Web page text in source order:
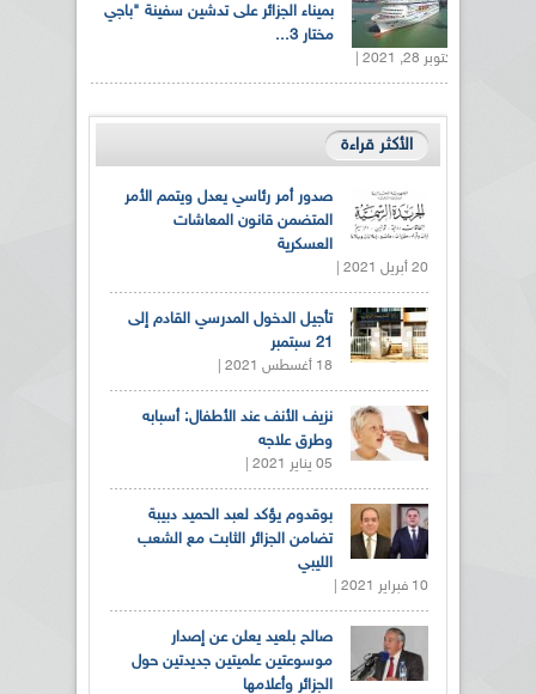
بميناء الجزائر على تدشين سفينة "باجي
مختار 3...
أكتوبر 28, 2021 |
الأكثر قراءة
صدور أمر رئاسي يعدل ويتمم الأمر
المتضمن قانون المعاشات
العسكرية
20 أبريل 2021 |
تأجيل الدخول المدرسي القادم إلى
21 سبتمبر
18 أغسطس 2021 |
نزيف الأنف عند الأطفال: أسبابه
وطرق علاجه
05 يناير 2021 |
بوقدوم يؤكد لعبد الحميد دبيبة
تضامن الجزائر الثابت مع الشعب
الليبي
10 فبراير 2021 |
صالح بلعيد يعلن عن إصدار
موسوعتين علميتين جديدتين حول
الجزائر وأعلامها